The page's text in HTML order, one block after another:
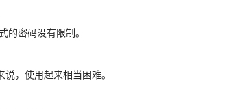
的密码没有限制。
说，使用起来相当困难。